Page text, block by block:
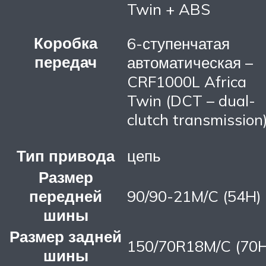
Коробка
передач
Twin + ABS
6-ступенчатая
автоматическая –
CRF1000L Africa
Twin (DCT – dual-
clutch
Тип привода
цепь
Размер
передней
шины
90/90-21M/C (54H)
Размер задней
шины
150/70R18M/C